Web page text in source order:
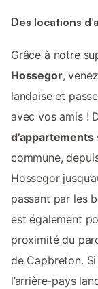
Des locations
Grâce à notre
Hossegor,
landaise et
avec vos amis !
d’appartements
commune,
Hossegor
passant par les
est également
proximité du
de Capbreton.
l’arrière-pays